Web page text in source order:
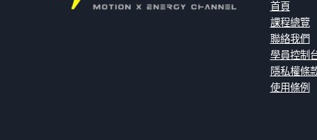
首頁
課程總覽
聯絡我們
學員控制
隱私權條
使用條例